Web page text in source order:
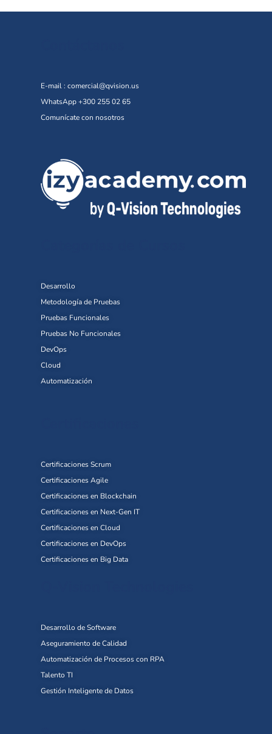
E-mail : comercial@qvision.us
WhatsApp +300 255 02 65
Comunícate con nosotros
Desarrollo
Metodología de Pruebas
Pruebas Funcionales
Pruebas No Funcionales
DevOps
Cloud
Automatización
Certificaciones Scrum
Certificaciones Agile
Certificaciones en Blockchain
Certificaciones en Next-Gen IT
Certificaciones en Cloud
Certificaciones en DevOps
Certificaciones en Big Data
Desarrollo de Software
Aseguramiento de Calidad
Automatización de Procesos con RPA
Talento TI
Gestión Inteligente de Datos